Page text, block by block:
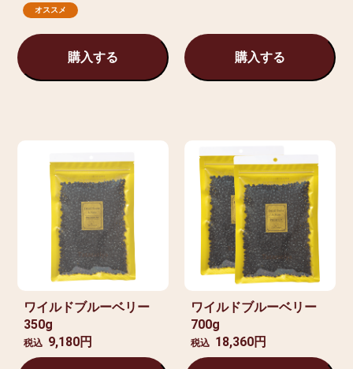
オススメ
購入する 購入する
ワイルドブルーベリー
350g
税込 9,180円
ワイルドブルーベリー
700g
税込 18,360円